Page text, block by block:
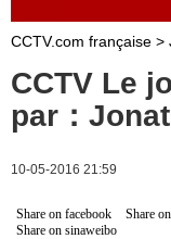
CCTV.com française >
CCTV Le
par：
10-05-2016 21:59
Share on facebook Share
Share on sinaweibo